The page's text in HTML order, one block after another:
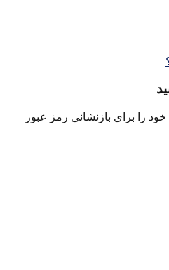
را برای بازنشانی رمز عبور